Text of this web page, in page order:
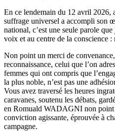
En ce lendemain du 12 avril 2026,
suffrage universel a accompli son
national, c’est une seule parole
voix et au centre de la conscience :
Non point un merci de
reconnaissance, celui que l’on
femmes qui ont compris que
la plus noble, n’est pas une
Vous avez traversé les heures
caravanes, soutenu les débats,
en Romuald WADAGNI non point
conviction agissante, éprouvée à
campagne.